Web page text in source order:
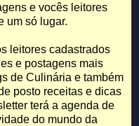
e vocês leitores
um só lugar.
leitores cadastrados
e postagens mais
de Culinária e também
posto receitas e dicas
terá a agenda de
do mundo da